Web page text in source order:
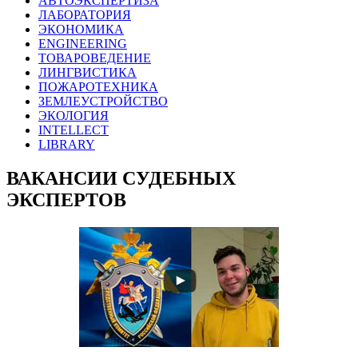
ЛАБОРАТОРИЯ
ЭКОНОМИКА
ENGINEERING
ТОВАРОВЕДЕНИЕ
ЛИНГВИСТИКА
ПОЖАРОТЕХНИКА
ЗЕМЛЕУСТРОЙСТВО
ЭКОЛОГИЯ
INTELLECT
LIBRARY
ВАКАНСИИ СУДЕБНЫХ
ЭКСПЕРТОВ